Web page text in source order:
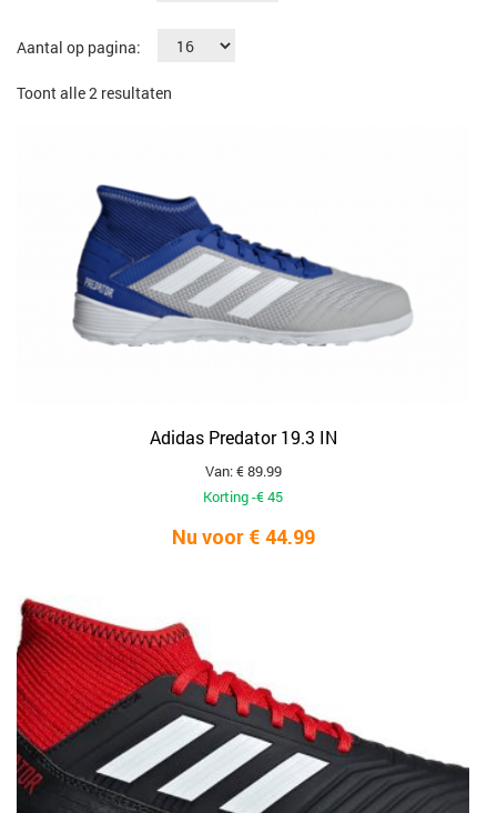
Aantal op pagina:
Toont alle 2 resultaten
Adidas Predator 19.3 IN
Van: € 89.99
Korting -€ 45
Nu voor € 44.99